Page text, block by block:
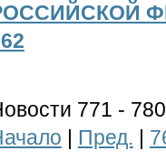
771 -
| Пред. |